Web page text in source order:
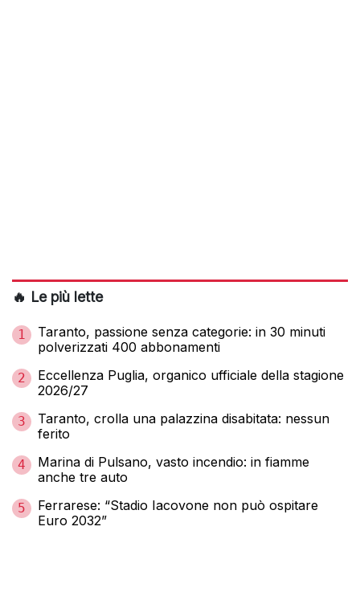
🔥 Le più lette
1
Taranto, passione senza categorie: in 30 minuti
polverizzati 400 abbonamenti
2
Eccellenza Puglia, organico ufficiale della stagione
2026/27
3
Taranto, crolla una palazzina disabitata: nessun
ferito
4
Marina di Pulsano, vasto incendio: in fiamme
anche tre auto
5
Ferrarese: “Stadio Iacovone non può ospitare
Euro 2032”